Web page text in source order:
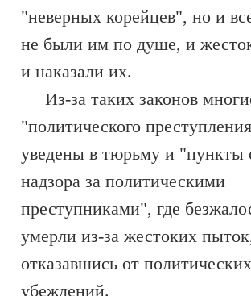
"неверных корейцев", но и
не были им по душе, и
и наказали их.
Из-за таких законов
"политического
уведены в тюрьму и "пункты
надзора за политическими
преступниками", где
умерли из-за жестоких
отказавшись от политических
убеждений.